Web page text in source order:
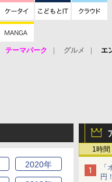
テーマパーク グルメ エ
1時間
円
2020年